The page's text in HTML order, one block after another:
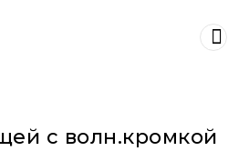
с волн.кромкой